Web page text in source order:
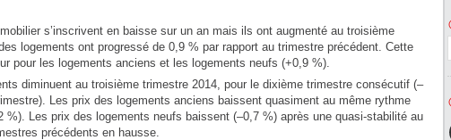
s’inscrivent en baisse sur un an mais ils ont augmenté au troisième
logements ont progressé de 0,9 % par rapport au trimestre précédent. Cette
pour les logements anciens et les logements neufs (+0,9 %).
diminuent au troisième trimestre 2014, pour le dixième trimestre consécutif (–
Les prix des logements anciens baissent quasiment au même rythme
%). Les prix des logements neufs baissent (–0,7 %) après une quasi-stabilité au
précédents en hausse.